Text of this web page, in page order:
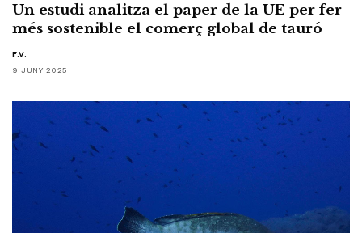
Un estudi analitza el paper de la UE per fer
més sostenible el comerç global de tauró
F.V.
9 JUNY 2025